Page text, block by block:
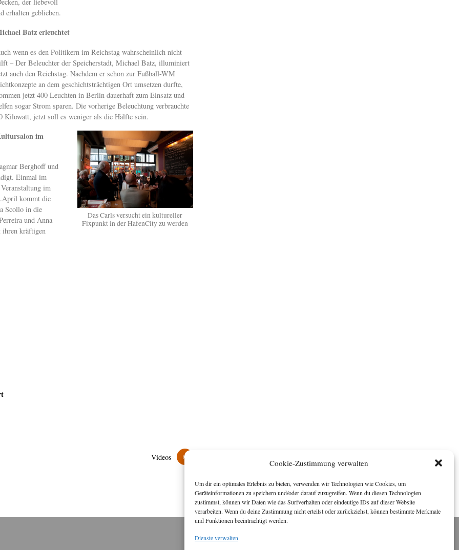
Cookie-Zustimmung verwalten
Um dir ein optimales Erlebnis zu bieten, verwenden wir Technologien wie Cookies, um
Geräteinformationen zu speichern und/oder darauf zuzugreifen. Wenn du diesen Technologien
zustimmst, können wir Daten wie das Surfverhalten oder eindeutige IDs auf dieser Website
verarbeiten. Wenn du deine Zustimmung nicht erteilst oder zurückziehst, können bestimmte Merkmale
und Funktionen beeinträchtigt werden.
Dienste verwalten
erhalten geblieben.
Batz erleuchtet
wenn es den Politikern im Reichstag wahrscheinlich nicht
– Der Beleuchter der Speicherstadt, Michael Batz, illuminiert
auch den Reichstag. Nachdem er schon zur Fußball-WM
an dem geschichtsträchtigen Ort umsetzen durfte,
jetzt 400 Leuchten in Berlin dauerhaft zum Einsatz und
sogar Strom sparen. Die vorherige Beleuchtung verbrauchte
Kilowatt, jetzt soll es weniger als die Hälfte sein.
Das Carls versucht ein kultureller
Fixpunkt in der HafenCity zu werden
im
Berghoff und
Einmal im
im
kommt die
Scollo in die
und Anna
ihren kräftigen
»
Videos